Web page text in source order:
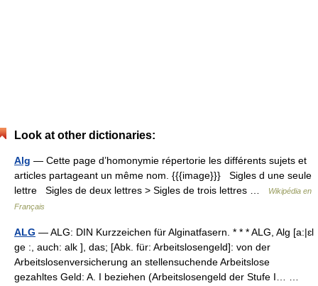
Look at other dictionaries:
Alg — Cette page d’homonymie répertorie les différents sujets et
articles partageant un même nom. {{{image}}} Sigles d une seule
lettre Sigles de deux lettres > Sigles de trois lettres …
Wikipédia en
Français
ALG — ALG: DIN Kurzzeichen für Alginatfasern. * * * ALG, Alg [a:|ɛl
ge :, auch: alk ], das; [Abk. für: Arbeitslosengeld]: von der
Arbeitslosenversicherung an stellensuchende Arbeitslose
gezahltes Geld: A. I beziehen (Arbeitslosengeld der Stufe I… …